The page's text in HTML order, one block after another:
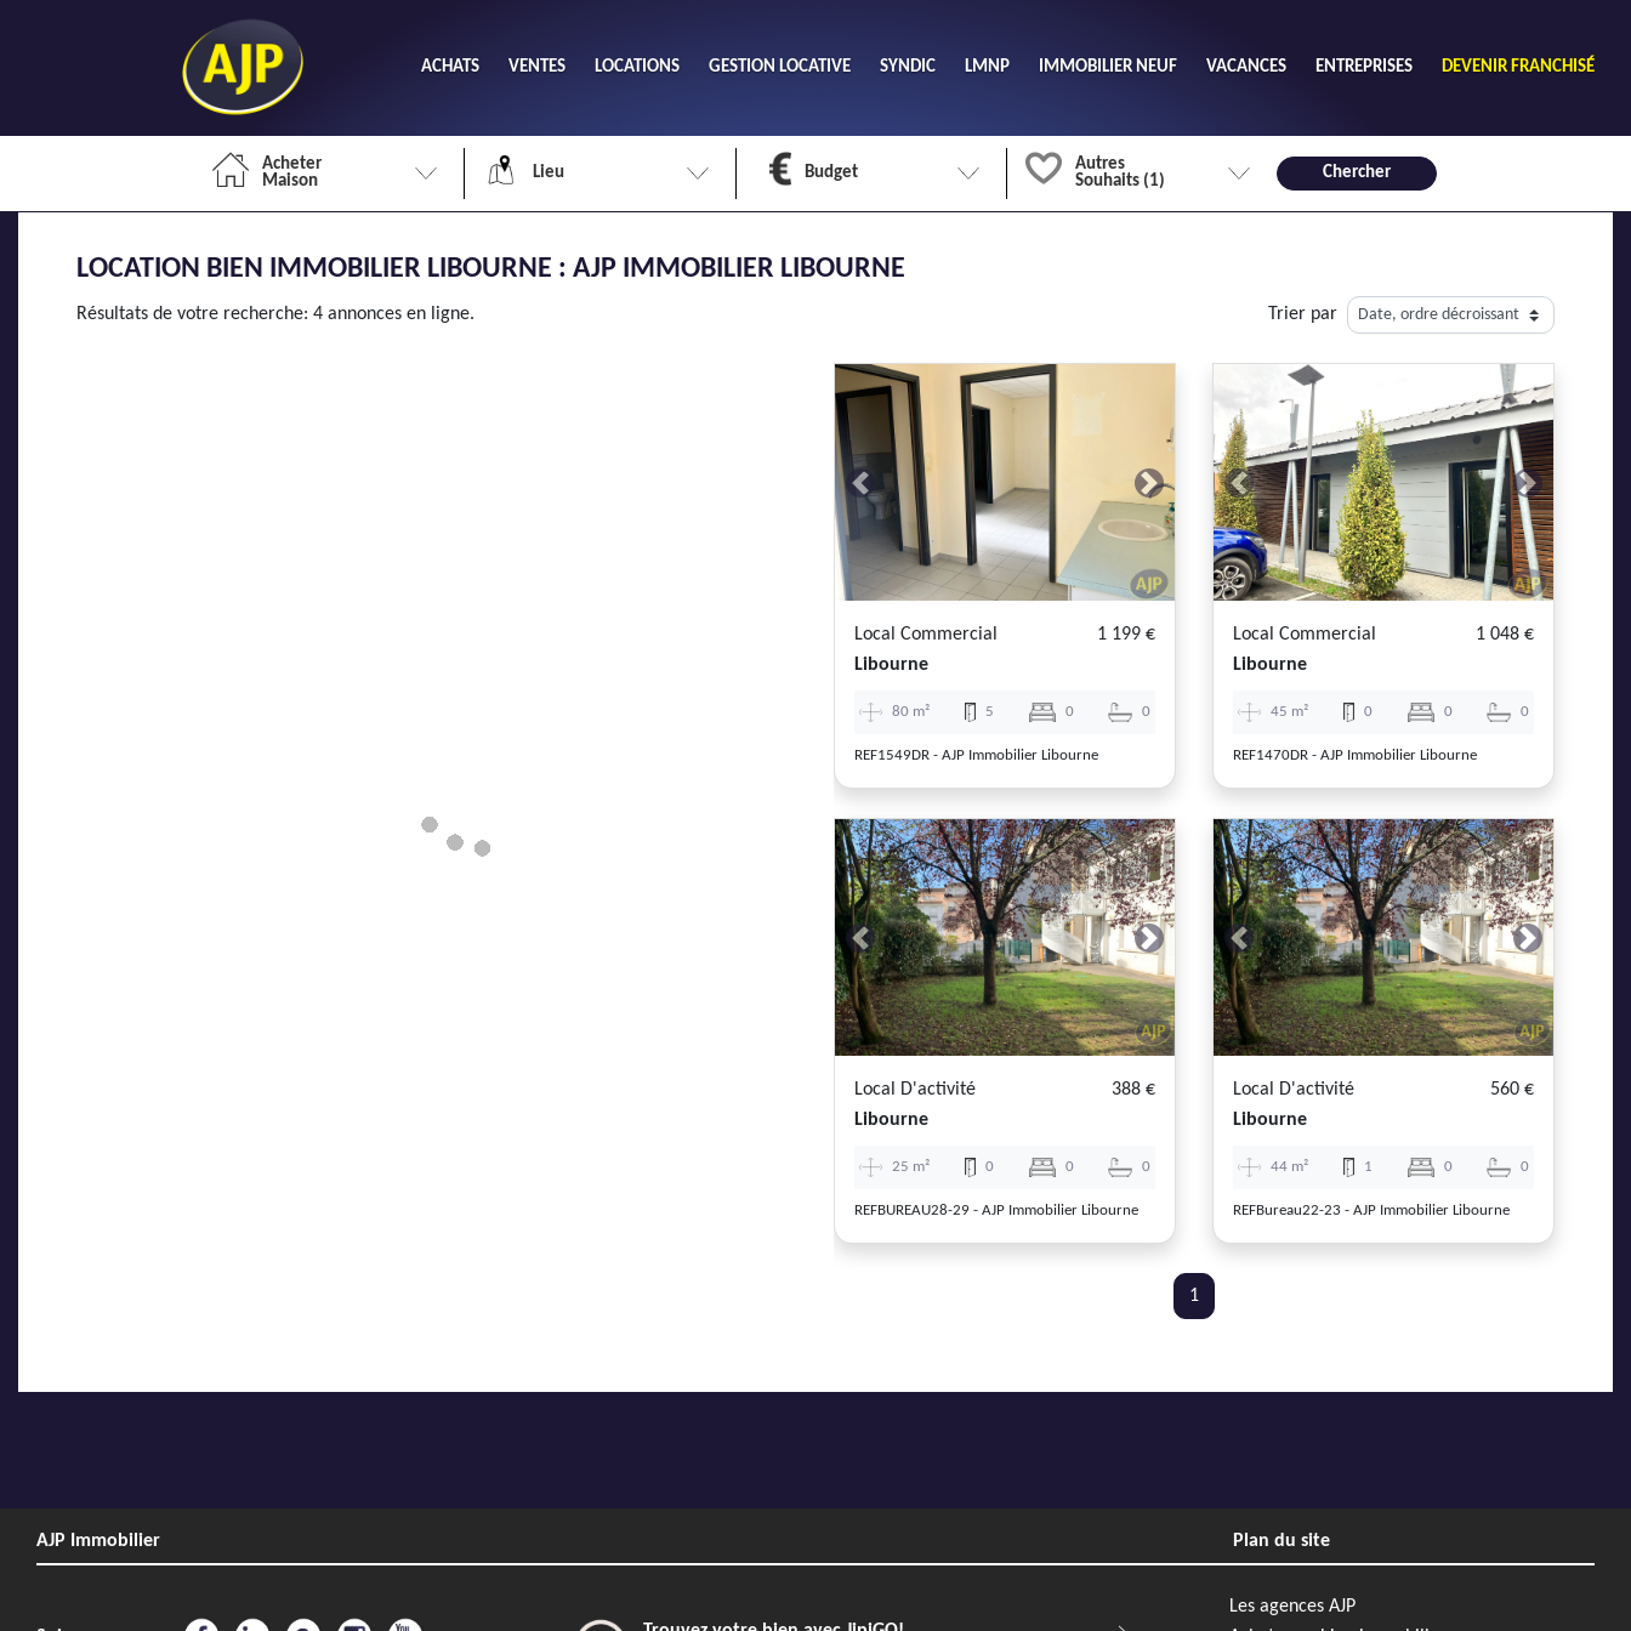
ACHATS VENTES LOCATIONS GESTION LOCATIVE SYNDIC LMNP IMMOBILIER NEUF VACANCES ENTREPRISES DEVENIR FRANCHISÉ
Acheter
Maison
Lieu Budget
Autres
Souhaits (1)
Chercher
LOCATION BIEN IMMOBILIER LIBOURNE : AJP IMMOBILIER LIBOURNE
Résultats de votre recherche: 4 annonces en ligne. Trier par
Previous Next
Local Commercial
1 199 €
Libourne
80 m² 5 0 0
REF1549DR - AJP Immobilier Libourne
Previous Next
Local Commercial
1 048 €
Libourne
45 m² 0 0 0
REF1470DR - AJP Immobilier Libourne
Previous Next
Local D'activité
388 €
Libourne
25 m² 0 0 0
REFBUREAU28-29 - AJP Immobilier Libourne
Previous Next
Local D'activité
560 €
Libourne
44 m² 1 0 0
REFBureau22-23 - AJP Immobilier Libourne
1
AJP Immobilier Plan du site
Les agences AJP